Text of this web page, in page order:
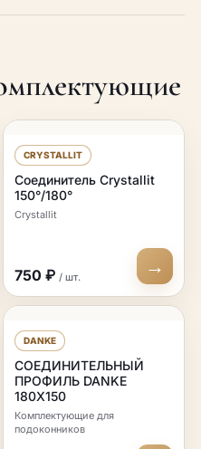
CRYSTALLIT
Соединитель Crystallit
150°/180°
Crystallit
750 ₽ / шт. →
DANKE
СОЕДИНИТЕЛЬНЫЙ
ПРОФИЛЬ DANKE
180X150
Комплектующие для
подоконников